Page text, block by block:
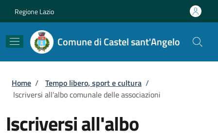
Regione Lazio
Comune di Castel sant'Angelo
Briciole di pane
Home / Tempo libero, sport e cultura /
Iscriversi all'albo comunale delle associazioni
Iscriversi all'albo